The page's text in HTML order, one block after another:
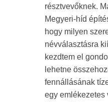
résztvevőknek.
Megyeri-híd
hogy milyen
névválasztásra
kezdtem el
lehetne
fennállásának
egy emlékezetes